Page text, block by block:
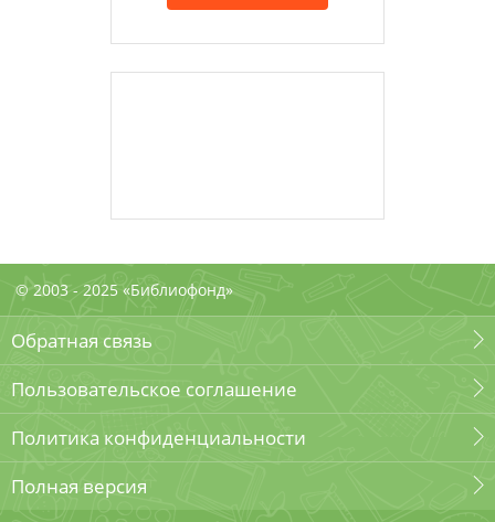
© 2003 - 2025 «Библиофонд»
Обратная связь
Пользовательское соглашение
Политика конфиденциальности
Полная версия